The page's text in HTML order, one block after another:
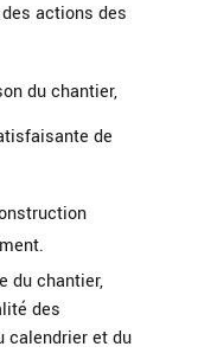
actions des
du chantier,
de
du chantier,
des
calendrier et du